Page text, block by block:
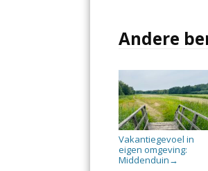
Andere
Vakantiegevoel in
eigen omgeving:
Middenduin →